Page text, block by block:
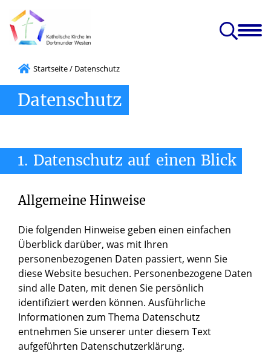
Caritas, Glaube
Startseite/ Datenschutz
Datenschutz
1. Datenschutz auf einen Blick
Allgemeine Hinweise
Die folgenden Hinweise geben einen einfachen
Überblick darüber, was mit Ihren
personenbezogenen Daten passiert, wenn Sie
diese Website besuchen. Personenbezogene Daten
sind alle Daten, mit denen Sie persönlich
identifiziert werden können. Ausführliche
Informationen zum Thema Datenschutz
entnehmen Sie unserer unter diesem Text
aufgeführten Datenschutzerklärung.